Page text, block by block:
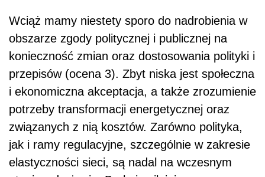
Wciąż mamy niestety sporo do nadrobienia w
obszarze zgody politycznej i publicznej na
konieczność zmian oraz dostosowania polityki i
przepisów (ocena 3). Zbyt niska jest społeczna
i ekonomiczna akceptacja, a także zrozumienie
potrzeby transformacji energetycznej oraz
związanych z nią kosztów. Zarówno polityka,
jak i ramy regulacyjne, szczególnie w zakresie
elastyczności sieci, są nadal na wczesnym